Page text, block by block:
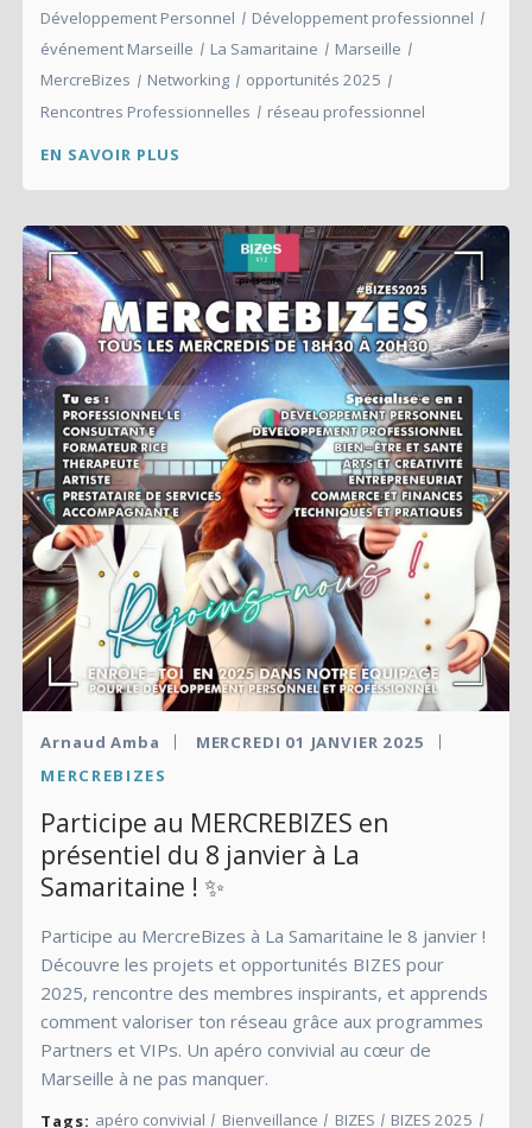
Développement Personnel
Développement professionnel
événement Marseille
La Samaritaine
Marseille
MercreBizes
Networking
opportunités 2025
Rencontres Professionnelles
réseau professionnel
EN SAVOIR PLUS
Arnaud Amba
MERCREDI 01 JANVIER 2025
MERCREBIZES
Participe au MERCREBIZES en
présentiel du 8 janvier à La
Samaritaine ! ✨
Participe au MercreBizes à La Samaritaine le 8 janvier !
Découvre les projets et opportunités BIZES pour
2025, rencontre des membres inspirants, et apprends
comment valoriser ton réseau grâce aux programmes
Partners et VIPs. Un apéro convivial au cœur de
Marseille à ne pas manquer.
Tags: apéro convivial Bienveillance BIZES
BIZES 2025